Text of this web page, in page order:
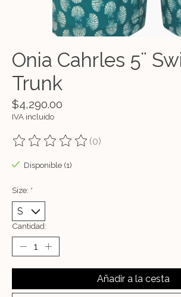
Onia Cahrles 5¨
Trunk
$4,290.00
IVA incluido
The rating of this product is
(0)
Disponible (1)
Size: *
Cantidad:
Añadir a la cesta